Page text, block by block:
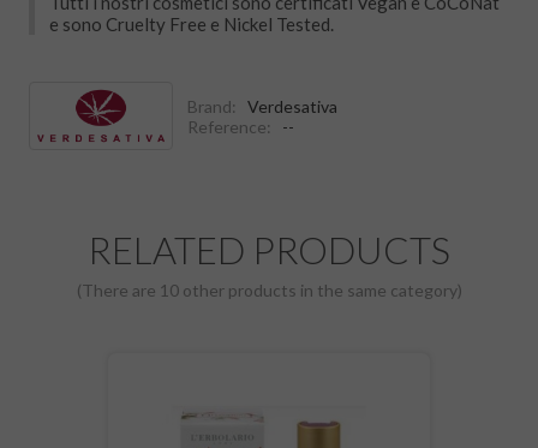
e sono Cruelty Free e Nickel Tested.
Brand:
Verdesativa
Reference:
--
RELATED PRODUCTS
(There are 10 other products in the same category)